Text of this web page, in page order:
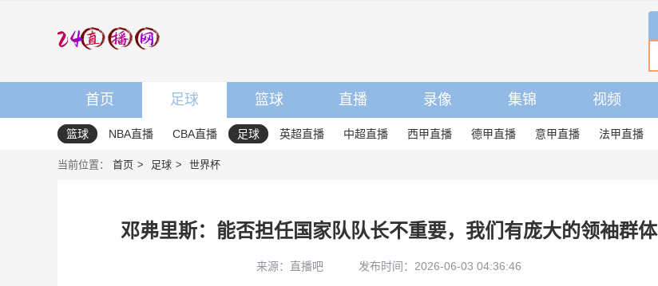
首页 足球 篮球 直播 录像 集锦 视频
篮球 NBA直播 CBA直播 足球 英超直播 中超直播 西甲直播 德甲直播 意甲直播 法甲直播
当前位置： 首页 足球 世界杯
邓弗里斯：能否担任国家队队长不重要，我们有庞大的领袖群体
来源：直播吧 发布时间：2026-06-03 04:36:46